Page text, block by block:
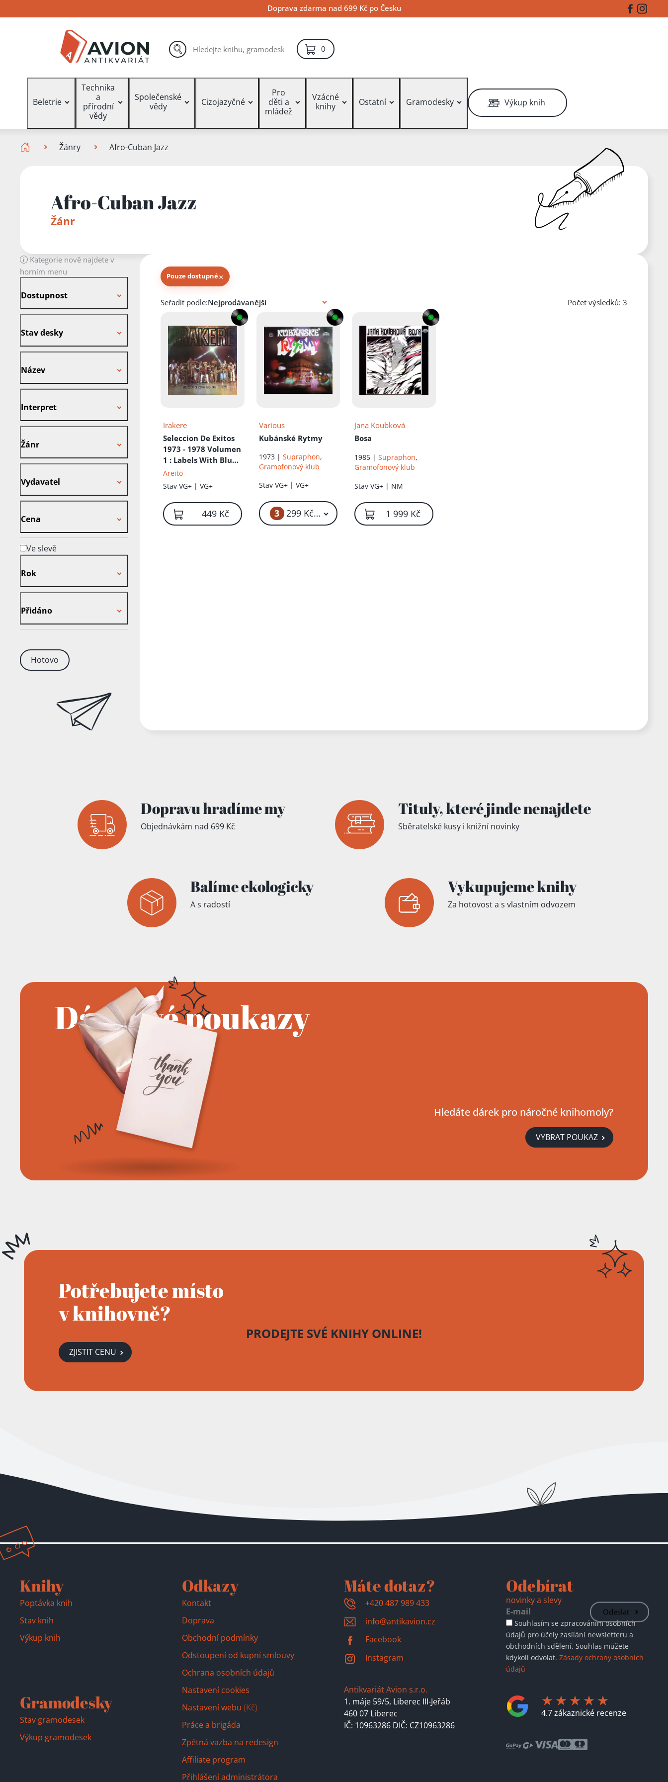
na
na
na
Doprava zdarma nad 699 Kč po Česku Facebook
Vyhledávání hledat
0položek – košík
Beletrie
Technika
a
přírodní
vědy
Společenské
vědy
Cizojazyčné
Pro
děti a
mládež
Vzácné
knihy
Ostatní Gramodesky Výkup knih
Žánry Afro-Cuban Jazz
Afro-Cuban Jazz
Žánr
Kategorie nově najdete v
horním menu
Dostupnost
Stav desky
Název
Interpret
Žánr
Vydavatel
Cena
Ve slevě
Rok
Přidáno
Hotovo
Pouze dostupné×
Knihy autora
Seřadit podle: Počet výsledků: 3
Irakere
Seleccion De Exitos
1973 - 1978 Volumen
1 : Labels With Blue
Text Vinyl
Areito
StavVG+ | VG+
449 Kč
Various
Kubánské Rytmy
1973 | Supraphon,
Gramofonový klub
Stav VG+ | VG+
3 299 Kč – 399 Kč
Jana Koubková
Bosa
1985 |Supraphon,
Gramofonový klub
StavVG+ | NM
1 999 Kč
Dopravu hradíme my
Objednávkám nad 699 Kč
Tituly,které jindenenajdete
Sběratelské kusy i knižní novinky
Balíme ekologicky
A s radostí
Vykupujeme knihy
Za hotovost a s vlastním odvozem
Dárkové poukazy
Hledáte dárek pro náročné knihomoly?
VYBRAT POUKAZ
Potřebujete místo
v knihovně?
PRODEJTE SVÉ KNIHY ONLINE!
ZJISTIT CENU
Přidáno do košíku!
Knihy
Poptávka knih
Stav knih
Výkup knih
Gramodesky
Stav gramodesek
Výkup gramodesek
Odkazy
Kontakt
Doprava
Obchodní podmínky
Odstoupení od kupní smlouvy
Ochrana osobních údajů
Nastavení cookies
Nastavení webu (Kč)
Práce a brigáda
Zpětná vazba na redesign
Affiliate program
Přihlášení administrátora
Máte dotaz?
+420 487 989 433
info@antikavion.cz
Facebook
Instagram
Antikvariát Avion s.r.o.
1. máje 59/5, Liberec III-Jeřáb
460 07 Liberec
IČ: 10963286 DIČ: CZ10963286
Odebírat
novinky a slevy
Odeslat
Souhlasím se zpracováním osobních
údajů pro účely zasílání newsletteru a
obchodních sdělení. Souhlas můžete
kdykoli odvolat. Zásady ochrany osobních
údajů
4.7 zákaznické recenze